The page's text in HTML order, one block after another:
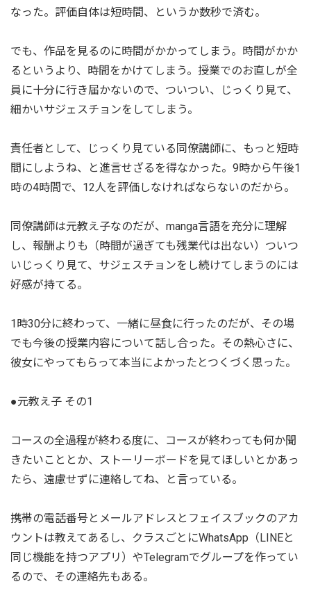
なった。評価自体は短時間、というか数秒で済む。
でも、作品を見るのに時間がかかってしまう。時間がかか
るというより、時間をかけてしまう。授業でのお直しが全
員に十分に行き届かないので、ついつい、じっくり見て、
細かいサジェスチョンをしてしまう。
責任者として、じっくり見ている同僚講師に、もっと短時
間にしようね、と進言せざるを得なかった。9時から午後1
時の4時間で、12人を評価しなければならないのだから。
同僚講師は元教え子なのだが、manga言語を充分に理解
し、報酬よりも（時間が過ぎても残業代は出ない）ついつ
いじっくり見て、サジェスチョンをし続けてしまうのには
好感が持てる。
1時30分に終わって、一緒に昼食に行ったのだが、その場
でも今後の授業内容について話し合った。その熱心さに、
彼女にやってもらって本当によかったとつくづく思った。
●元教え子 その1
コースの全過程が終わる度に、コースが終わっても何か聞
きたいこととか、ストーリーボードを見てほしいとかあっ
たら、遠慮せずに連絡してね、と言っている。
携帯の電話番号とメールアドレスとフェイスブックのアカ
ウントは教えてあるし、クラスごとにWhatsApp（LINEと
同じ機能を持つアプリ）やTelegramでグループを作ってい
るので、その連絡先もある。